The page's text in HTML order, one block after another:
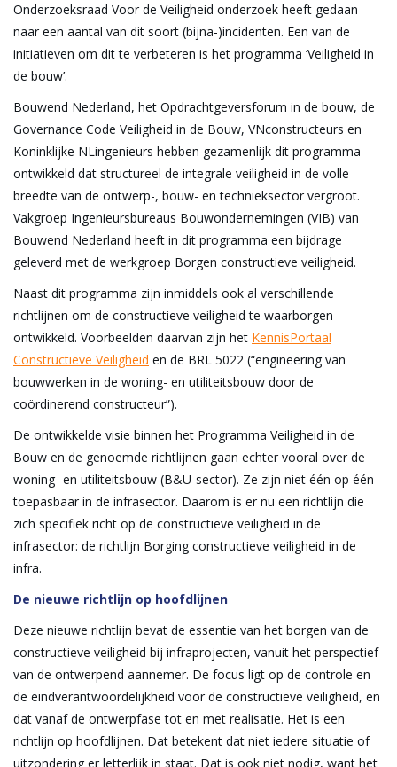
Onderzoeksraad Voor de Veiligheid onderzoek heeft gedaan
naar een aantal van dit soort (bijna-)incidenten. Een van de
initiatieven om dit te verbeteren is het programma ‘Veiligheid in
de bouw’.
Bouwend Nederland, het Opdrachtgeversforum in de bouw, de
Governance Code Veiligheid in de Bouw, VNconstructeurs en
Koninklijke NLingenieurs hebben gezamenlijk dit programma
ontwikkeld dat structureel de integrale veiligheid in de volle
breedte van de ontwerp-, bouw- en technieksector vergroot.
Vakgroep Ingenieursbureaus Bouwondernemingen (VIB) van
Bouwend Nederland heeft in dit programma een bijdrage
geleverd met de werkgroep Borgen constructieve veiligheid.
Naast dit programma zijn inmiddels ook al verschillende
richtlijnen om de constructieve veiligheid te waarborgen
ontwikkeld. Voorbeelden daarvan zijn het KennisPortaal
Constructieve Veiligheid en de BRL 5022 (“engineering van
bouwwerken in de woning- en utiliteitsbouw door de
coördinerend constructeur”).
De ontwikkelde visie binnen het Programma Veiligheid in de
Bouw en de genoemde richtlijnen gaan echter vooral over de
woning- en utiliteitsbouw (B&U-sector). Ze zijn niet één op één
toepasbaar in de infrasector. Daarom is er nu een richtlijn die
zich specifiek richt op de constructieve veiligheid in de
infrasector: de richtlijn Borging constructieve veiligheid in de
infra.
De nieuwe richtlijn op hoofdlijnen
Deze nieuwe richtlijn bevat de essentie van het borgen van de
constructieve veiligheid bij infraprojecten, vanuit het perspectief
van de ontwerpend aannemer. De focus ligt op de controle en
de eindverantwoordelijkheid voor de constructieve veiligheid, en
dat vanaf de ontwerpfase tot en met realisatie. Het is een
richtlijn op hoofdlijnen. Dat betekent dat niet iedere situatie of
uitzondering er letterlijk in staat. Dat is ook niet nodig, want het